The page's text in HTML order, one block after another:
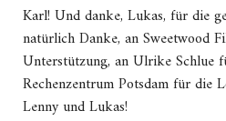
Karl! Und danke, Lukas, für die
natürlich Danke, an Sweetwood
Unterstützung, an Ulrike Schlue
Rechenzentrum Potsdam für die
Lenny und Lukas!